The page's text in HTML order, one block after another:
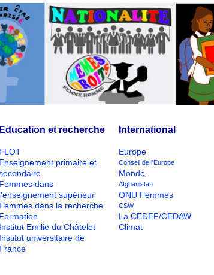
Education et recherche
FLOT
Enseignement primaire et
Femmes dans
l'enseignement supérieur
Femmes dans la recherche
Formation
Institut Emilie du Châtelet
Institut universitaire de
France
International
Europe
Conseil de l'Europe
Monde
Afghanistan
ONU Femmes
CSW
La CEDEF/CEDAW
Climat